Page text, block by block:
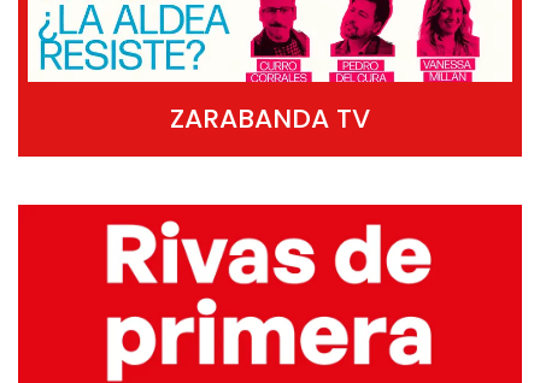
ZARABANDA TV